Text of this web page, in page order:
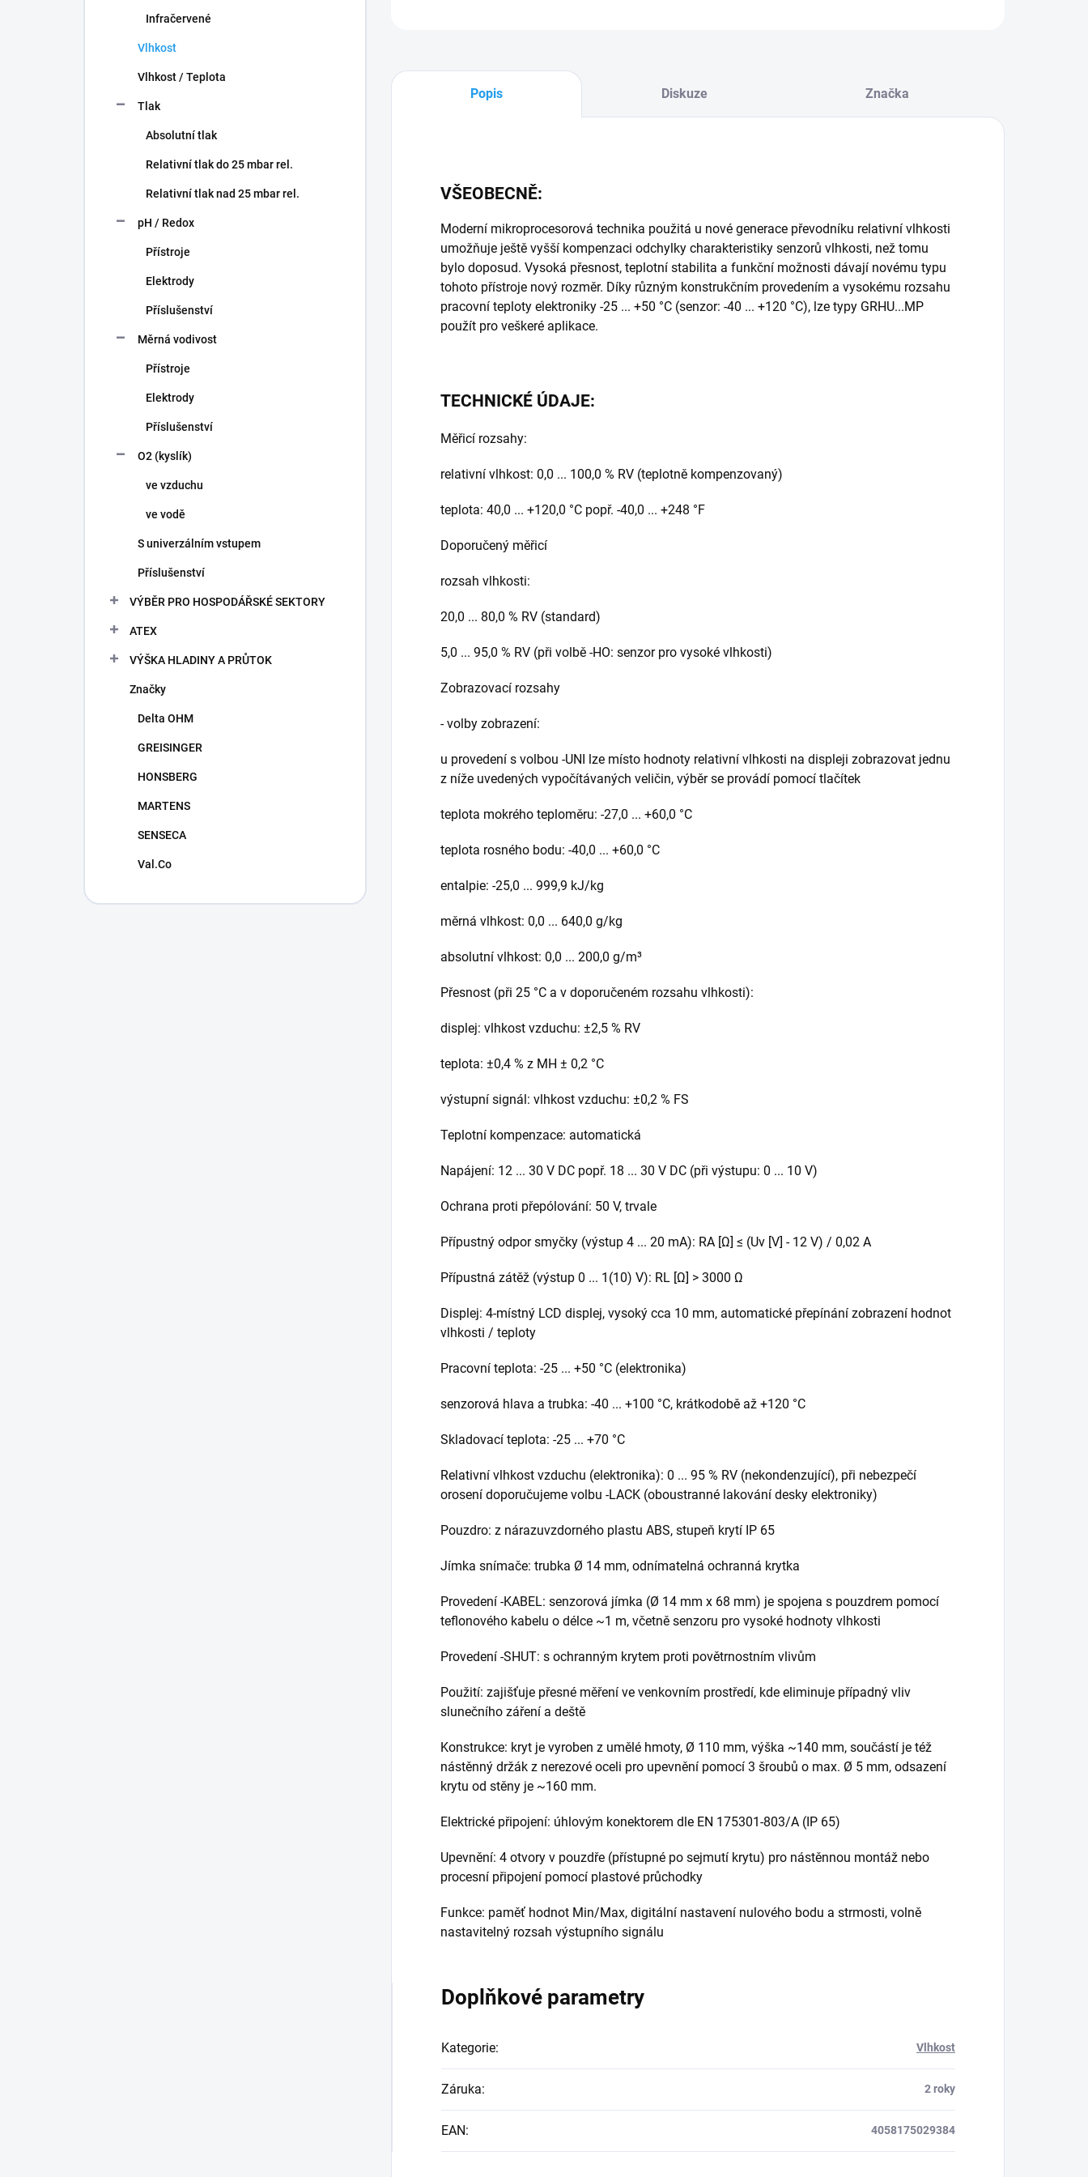
Infračervené
Vlhkost
Vlhkost / Teplota
Tlak
Absolutní tlak
Relativní tlak do 25 mbar rel.
Relativní tlak nad 25 mbar rel.
pH / Redox
Přístroje
Elektrody
Příslušenství
Měrná vodivost
Přístroje
Elektrody
Příslušenství
O2 (kyslík)
ve vzduchu
ve vodě
S univerzálním vstupem
Příslušenství
VÝBĚR PRO HOSPODÁŘSKÉ SEKTORY
ATEX
VÝŠKA HLADINY A PRŮTOK
Značky
Delta OHM
GREISINGER
HONSBERG
MARTENS
SENSECA
Val.Co
Popis Diskuze Značka
VŠEOBECNĚ:
Moderní mikroprocesorová technika použitá u nové generace převodníku relativní vlhkosti
umožňuje ještě vyšší kompenzaci odchylky charakteristiky senzorů vlhkosti, než tomu
bylo doposud. Vysoká přesnost, teplotní stabilita a funkční možnosti dávají novému typu
tohoto přístroje nový rozměr. Díky různým konstrukčním provedením a vysokému rozsahu
pracovní teploty elektroniky -25 ... +50 °C (senzor: -40 ... +120 °C), lze typy GRHU...MP
použít pro veškeré aplikace.
TECHNICKÉ ÚDAJE:
Měřicí rozsahy:
relativní vlhkost: 0,0 ... 100,0 % RV (teplotně kompenzovaný)
teplota: 40,0 ... +120,0 °C popř. -40,0 ... +248 °F
Doporučený měřicí
rozsah vlhkosti:
20,0 ... 80,0 % RV (standard)
5,0 ... 95,0 % RV (při volbě -HO: senzor pro vysoké vlhkosti)
Zobrazovací rozsahy
- volby zobrazení:
u provedení s volbou -UNI lze místo hodnoty relativní vlhkosti na displeji zobrazovat jednu
z níže uvedených vypočítávaných veličin, výběr se provádí pomocí tlačítek
teplota mokrého teploměru: -27,0 ... +60,0 °C
teplota rosného bodu: -40,0 ... +60,0 °C
entalpie: -25,0 ... 999,9 kJ/kg
měrná vlhkost: 0,0 ... 640,0 g/kg
absolutní vlhkost: 0,0 ... 200,0 g/m³
Přesnost (při 25 °C a v doporučeném rozsahu vlhkosti):
displej: vlhkost vzduchu: ±2,5 % RV
teplota: ±0,4 % z MH ± 0,2 °C
výstupní signál: vlhkost vzduchu: ±0,2 % FS
Teplotní kompenzace: automatická
Napájení: 12 ... 30 V DC popř. 18 ... 30 V DC (při výstupu: 0 ... 10 V)
Ochrana proti přepólování: 50 V, trvale
Přípustný odpor smyčky (výstup 4 ... 20 mA): RA [Ω] ≤ (Uv [V] - 12 V) / 0,02 A
Přípustná zátěž (výstup 0 ... 1(10) V): RL [Ω] > 3000 Ω
Displej: 4-místný LCD displej, vysoký cca 10 mm, automatické přepínání zobrazení hodnot
vlhkosti / teploty
Pracovní teplota: -25 ... +50 °C (elektronika)
senzorová hlava a trubka: -40 ... +100 °C, krátkodobě až +120 °C
Skladovací teplota: -25 ... +70 °C
Relativní vlhkost vzduchu (elektronika): 0 ... 95 % RV (nekondenzující), při nebezpečí
orosení doporučujeme volbu -LACK (oboustranné lakování desky elektroniky)
Pouzdro: z nárazuvzdorného plastu ABS, stupeň krytí IP 65
Jímka snímače: trubka Ø 14 mm, odnímatelná ochranná krytka
Provedení -KABEL: senzorová jímka (Ø 14 mm x 68 mm) je spojena s pouzdrem pomocí
teflonového kabelu o délce ~1 m, včetně senzoru pro vysoké hodnoty vlhkosti
Provedení -SHUT: s ochranným krytem proti povětrnostním vlivům
Použití: zajišťuje přesné měření ve venkovním prostředí, kde eliminuje případný vliv
slunečního záření a deště
Konstrukce: kryt je vyroben z umělé hmoty, Ø 110 mm, výška ~140 mm, součástí je též
nástěnný držák z nerezové oceli pro upevnění pomocí 3 šroubů o max. Ø 5 mm, odsazení
krytu od stěny je ~160 mm.
Elektrické připojení: úhlovým konektorem dle EN 175301-803/A (IP 65)
Upevnění: 4 otvory v pouzdře (přístupné po sejmutí krytu) pro nástěnnou montáž nebo
procesní připojení pomocí plastové průchodky
Funkce: paměť hodnot Min/Max, digitální nastavení nulového bodu a strmosti, volně
nastavitelný rozsah výstupního signálu
Doplňkové parametry
Kategorie: Vlhkost
Záruka: 2 roky
EAN: 4058175029384